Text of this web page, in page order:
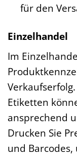
für den
Einzelhandel
Im
Etiketten
ansprechend
Drucken Sie
und